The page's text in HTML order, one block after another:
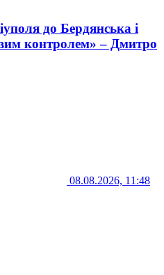
до Бердянська і
контролем» – Дмитро
08.08.2026, 11:48